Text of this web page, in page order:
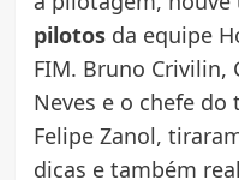
pilotosda equipe
FIM. Bruno Crivilin,
Neves e o chefe
Felipe Zanol,
dicas e também